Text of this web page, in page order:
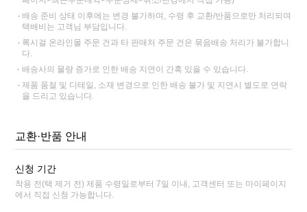
배송 준비 상태 이후에는 변경 불가하며, 수령 후 교환/반품으로만 처리되며
택배비는 고객님 부담입니다.
록시걸 온라인몰 주문 건과 타 판매처 주문 건은 묶음배송 처리가 불가합니
다.
배송사의 물량 증가로 인한 배송 지연이 간혹 있을 수 있습니다.
제품 품절 및 디테일, 소재 변경으로 인한 배송 불가 및 지연시 별도로 연락
을 드리고 있습니다.
교환·반품 안내
신청 기간
착용 전(택 제거 전) 제품 수령일로부터 7일 이내, 고객센터 또는 마이페이지
에서 직접 신청 가능합니다.